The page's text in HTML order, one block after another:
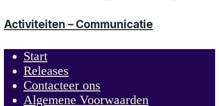
Activiteiten – Communicatie
Start
Releases
Contacteer ons
Algemene Voorwaarden